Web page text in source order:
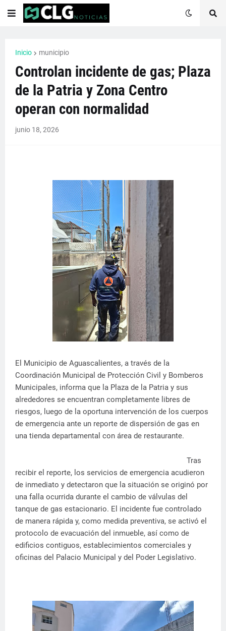
Inicio municipio
Controlan incidente de gas; Plaza
de la Patria y Zona Centro
operan con normalidad
junio 18, 2026
El Municipio de Aguascalientes, a través de la
Coordinación Municipal de Protección Civil y Bomberos
Municipales, informa que la Plaza de la Patria y sus
alrededores se encuentran completamente libres de
riesgos, luego de la oportuna intervención de los cuerpos
de emergencia ante un reporte de dispersión de gas en
una tienda departamental con área de restaurante.
Tras
recibir el reporte, los servicios de emergencia acudieron
de inmediato y detectaron que la situación se originó por
una falla ocurrida durante el cambio de válvulas del
tanque de gas estacionario. El incidente fue controlado
de manera rápida y, como medida preventiva, se activó el
protocolo de evacuación del inmueble, así como de
edificios contiguos, establecimientos comerciales y
oficinas del Palacio Municipal y del Poder Legislativo.